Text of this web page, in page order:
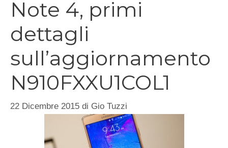
Note 4, primi
dettagli
sull’aggiornamento
N910FXXU1COL1
22 Dicembre 2015 di Gio Tuzzi